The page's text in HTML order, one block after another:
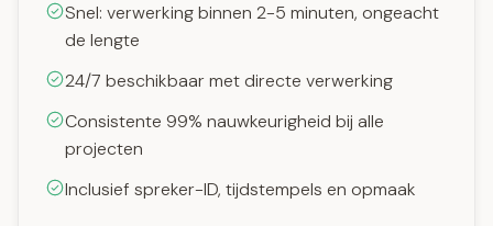
Snel: verwerking binnen 2-5 minuten, ongeacht
de lengte
24/7 beschikbaar met directe verwerking
Consistente 99% nauwkeurigheid bij alle
projecten
Inclusief spreker-ID, tijdstempels en opmaak